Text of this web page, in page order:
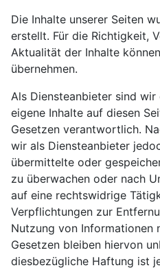
Die Inhalte unserer Seiten
erstellt. Für die Richtigkeit,
Aktualität der Inhalte
übernehmen.
Als Diensteanbieter sind wir
eigene Inhalte auf diesen
Gesetzen verantwortlich.
wir als Diensteanbieter
übermittelte oder
zu überwachen oder nach
auf eine rechtswidrige
Verpflichtungen zur
Nutzung von Informationen
Gesetzen bleiben hiervon
diesbezügliche Haftung ist